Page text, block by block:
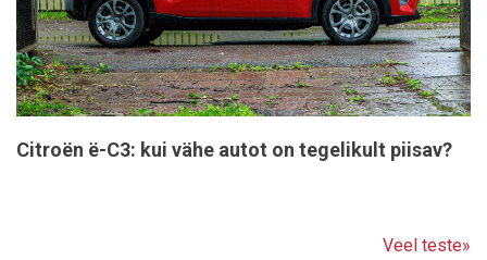
Citroën ë-C3: kui vähe autot on tegelikult piisav?
Veel teste»